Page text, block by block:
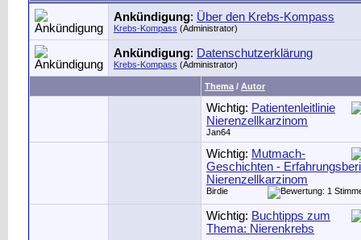
Ankündigung: Über den Krebs-Kompass
Krebs-Kompass (Administrator)
Ankündigung: Datenschutzerklärung
Krebs-Kompass (Administrator)
Thema / Autor
Wichtig: Patientenleitlinie
Nierenzellkarzinom
Jan64
Wichtig: Mutmach-
Geschichten -
Nierenzellkarzinom
Birdie
Wichtig: Buchtipps zum
Thema: Nierenkrebs